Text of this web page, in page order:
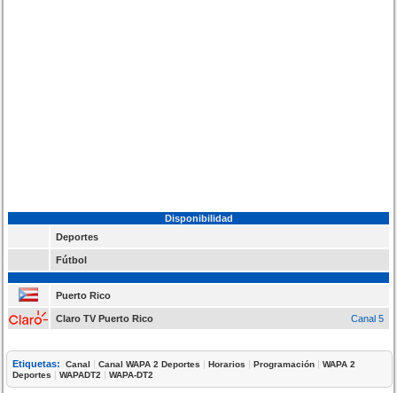
Disponibilidad
Deportes
Fútbol
Puerto Rico
Claro TV Puerto Rico Canal 5
Etiquetas: Canal |Canal WAPA 2 Deportes |Horarios |Programación |WAPA 2
Deportes |WAPADT2 |WAPA-DT2